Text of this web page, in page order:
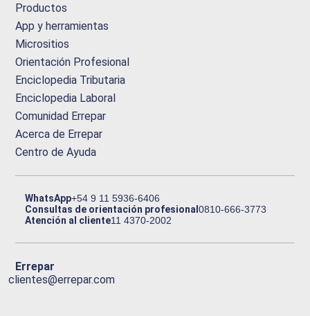
Productos
App y herramientas
Micrositios
Orientación Profesional
Enciclopedia Tributaria
Enciclopedia Laboral
Comunidad Errepar
Acerca de Errepar
Centro de Ayuda
WhatsApp+54 9 11 5936-6406
Consultas de orientación profesional0810-666-3773
Atención al cliente11 4370-2002
Errepar
clientes@errepar.com